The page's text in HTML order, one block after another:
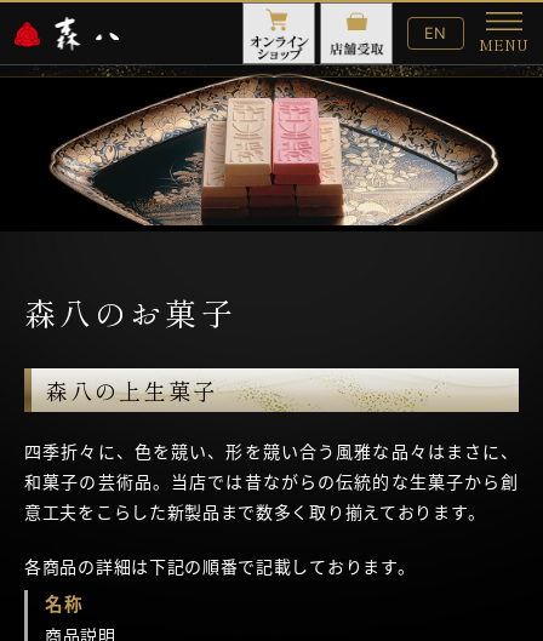
English
Website
EN
MENU
メ
ニ
森八のお菓子
森八の上生菓子
四季折々に、色を競い、形を競い合う風雅な品々はまさに、
和菓子の芸術品。当店では昔ながらの伝統的な生菓子から創
意工夫をこらした新製品まで数多く取り揃えております。
各商品の詳細は下記の順番で記載しております。
名称
商品説明